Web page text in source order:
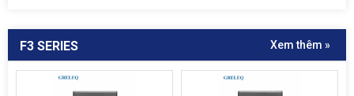
F3 SERIES Xem thêm »